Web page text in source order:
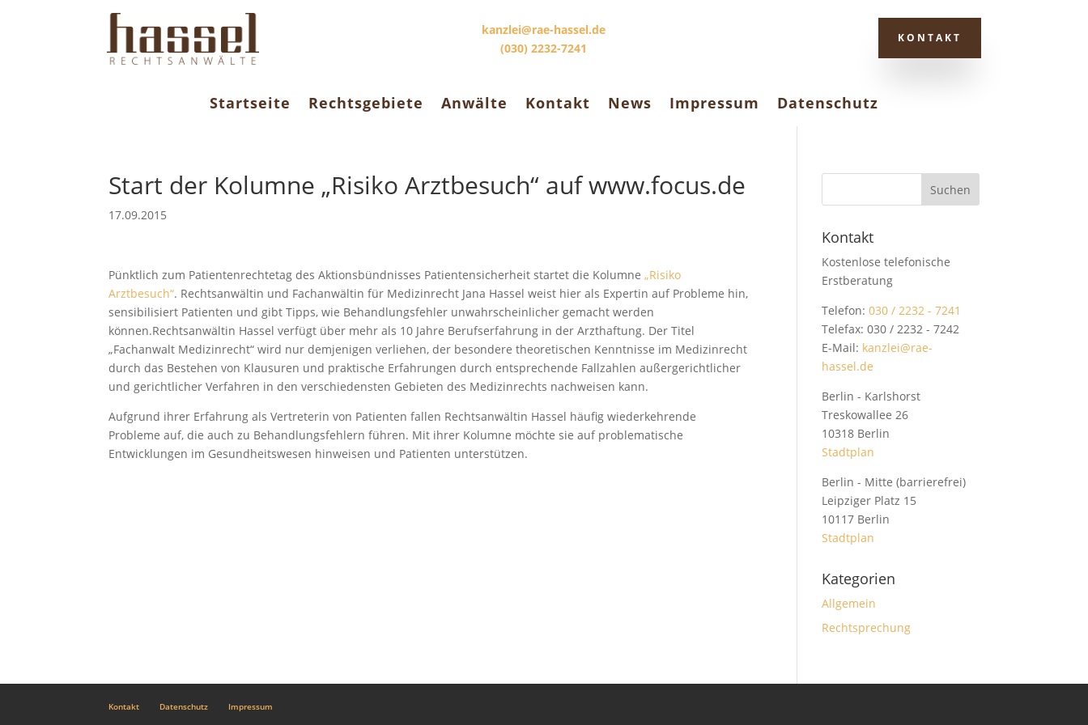
kanzlei@rae-hassel.de
(030) 2232-7241
KONTAKT
Startseite Rechtsgebiete Anwälte Kontakt News Impressum Datenschutz
Start der Kolumne „Risiko Arztbesuch“ auf www.focus.de
17.09.2015
Pünktlich zum Patientenrechtetag des Aktionsbündnisses Patientensicherheit startet die Kolumne„Risiko
Arztbesuch“. Rechtsanwältin und Fachanwältin für Medizinrecht Jana Hassel weist hier als Expertin auf Probleme hin,
sensibilisiert Patienten und gibt Tipps, wie Behandlungsfehler unwahrscheinlicher gemacht werden
können.Rechtsanwältin Hassel verfügt über mehr als 10 Jahre Berufserfahrung in der Arzthaftung. Der Titel
„Fachanwalt Medizinrecht“ wird nur demjenigen verliehen, der besondere theoretischen Kenntnisse im Medizinrecht
durch das Bestehen von Klausuren und praktische Erfahrungen durch entsprechende Fallzahlen außergerichtlicher
und gerichtlicher Verfahren in den verschiedensten Gebieten des Medizinrechts nachweisen kann.
Aufgrund ihrer Erfahrung als Vertreterin von Patienten fallen Rechtsanwältin Hassel häufig wiederkehrende
Probleme auf, die auch zu Behandlungsfehlern führen. Mit ihrer Kolumne möchte sie auf problematische
Entwicklungen im Gesundheitswesen hinweisen und Patienten unterstützen.
Kontakt
Kostenlose telefonische
Erstberatung
Telefon:030 / 2232 - 7241
Telefax: 030 / 2232 - 7242
E-Mail: kanzlei@rae-
hassel.de
Berlin - Karlshorst
Treskowallee 26
10318 Berlin
Stadtplan
Berlin - Mitte (barrierefrei)
Leipziger Platz 15
10117 Berlin
Stadtplan
Kategorien
Allgemein
Rechtsprechung
Kontakt Datenschutz Impressum